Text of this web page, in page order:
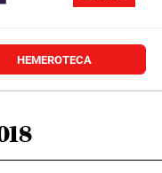
HEMEROTECA